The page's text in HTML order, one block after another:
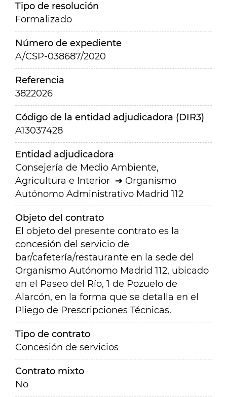
Tipo de resolución
Formalizado
Número de expediente
A/CSP-038687/2020
Referencia
3822026
Código de la entidad adjudicadora (DIR3)
A13037428
Entidad adjudicadora
Consejería de Medio Ambiente,
Agricultura e Interior
Organismo
Autónomo Administrativo Madrid 112
Objeto del contrato
El objeto del presente contrato es la
concesión del servicio de
bar/cafetería/restaurante en la sede del
Organismo Autónomo Madrid 112, ubicado
en el Paseo del Río, 1 de Pozuelo de
Alarcón, en la forma que se detalla en el
Pliego de Prescripciones Técnicas.
Tipo de contrato
Concesión de servicios
Contrato mixto
No